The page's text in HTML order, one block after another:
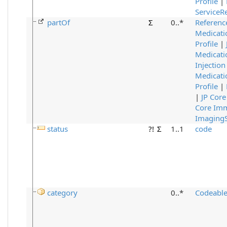
partOf
Σ 0..*
Profile |
Profile |
| JP
Core
status
?! Σ 1..1 code
category 0..*